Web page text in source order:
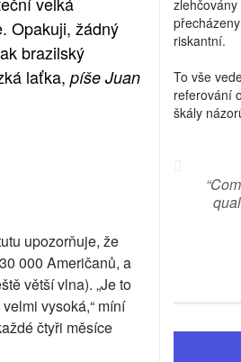
Opakuji, žádný
brazilský
laťka, píše Juan
upozorňuje, že
000 Američanů, a
větší vlna). „Je to
vysoká,“ míní
čtyři měsíce
riskantní.
To vše
referování
škály